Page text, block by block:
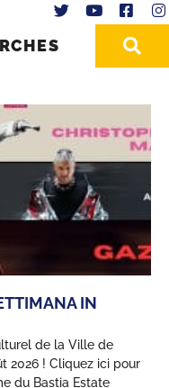
IN
de la Ville de
2026 ! Cliquez ici pour
du Bastia Estate